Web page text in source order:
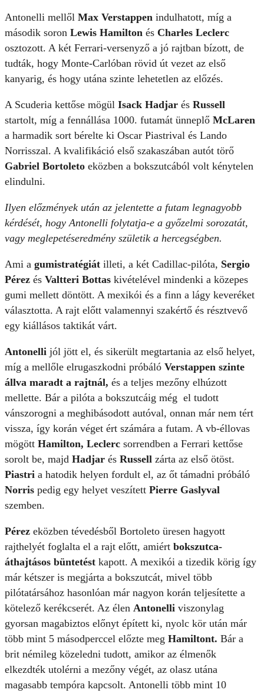
Antonelli mellől Max Verstappen indulhatott, míg a
második soron Lewis Hamilton és Charles Leclerc
osztozott. A két Ferrari-versenyző a jó rajtban bízott, de
tudták, hogy Monte-Carlóban rövid út vezet az első
kanyarig, és hogy utána szinte lehetetlen az előzés.
A Scuderia kettőse mögül Isack Hadjar és Russell
startolt, míg a fennállása 1000. futamát ünneplő McLaren
a harmadik sort bérelte ki Oscar Piastrival és Lando
Norrisszal. A kvalifikáció első szakaszában autót törő
Gabriel Bortoleto eközben a bokszutcából volt kénytelen
elindulni.
Ilyen előzmények után az jelentette a futam legnagyobb
kérdését, hogy Antonelli folytatja-e a győzelmi sorozatát,
vagy meglepetéseredmény születik a hercegségben.
Ami a gumistratégiát illeti, a két Cadillac-pilóta, Sergio
Pérez és Valtteri Bottas kivételével mindenki a közepes
gumi mellett döntött. A mexikói és a finn a lágy keveréket
választotta. A rajt előtt valamennyi szakértő és résztvevő
egy kiállásos taktikát várt.
Antonelli jól jött el, és sikerült megtartania az első helyet,
míg a mellőle elrugaszkodni próbáló Verstappen szinte
állva maradt a rajtnál, és a teljes mezőny elhúzott
mellette. Bár a pilóta a bokszutcáig még el tudott
vánszorogni a meghibásodott autóval, onnan már nem tért
vissza, így korán véget ért számára a futam. A vb-éllovas
mögött Hamilton, Leclerc sorrendben a Ferrari kettőse
sorolt be, majd Hadjar és Russell zárta az első ötöst.
Piastri a hatodik helyen fordult el, az őt támadni próbáló
Norris pedig egy helyet veszített Pierre Gaslyval
szemben.
Pérez eközben tévedésből Bortoleto üresen hagyott
rajthelyét foglalta el a rajt előtt, amiért bokszutca-
áthajtásos büntetést kapott. A mexikói a tizedik körig így
már kétszer is megjárta a bokszutcát, mivel több
pilótatársához hasonlóan már nagyon korán teljesítette a
kötelező kerékcserét. Az élen Antonelli viszonylag
gyorsan magabiztos előnyt épített ki, nyolc kör után már
több mint 5 másodperccel előzte meg Hamiltont. Bár a
brit némileg közeledni tudott, amikor az élmenők
elkezdték utolérni a mezőny végét, az olasz utána
magasabb tempóra kapcsolt. Antonelli több mint 10